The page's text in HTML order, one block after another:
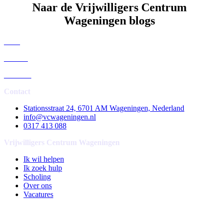
Naar de Vrijwilligers Centrum
Wageningen blogs
Contact
Stationsstraat 24, 6701 AM Wageningen, Nederland
info@vcwageningen.nl
0317 413 088
Vrijwilligers Centrum Wageningen
Ik wil helpen
Ik zoek hulp
Scholing
Over ons
Vacatures